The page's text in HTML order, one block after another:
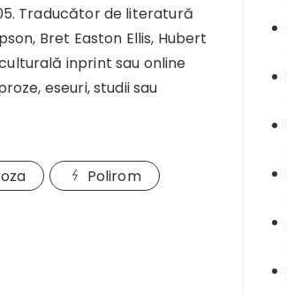
Traducător de literatură
Bret Easton Ellis, Hubert
inprint sau online
eseuri, studii sau
Polirom